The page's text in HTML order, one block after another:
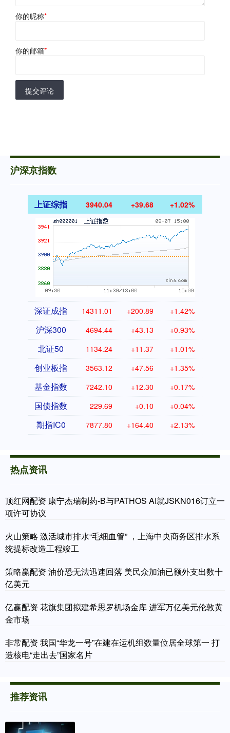
你的昵称*
你的邮箱*
提交评论
沪深京指数
上证综指 3940.04 +39.68 +1.02%
深证成指 14311.01 +200.89 +1.42%
沪深300 4694.44 +43.13 +0.93%
北证50 1134.24 +11.37 +1.01%
创业板指 3563.12 +47.56 +1.35%
基金指数 7242.10 +12.30 +0.17%
国债指数 229.69 +0.10 +0.04%
期指IC0 7877.80 +164.40 +2.13%
热点资讯
顶红网配资 康宁杰瑞制药-B与PATHOS AI就JSKN016订立一
项许可协议
火山策略 激活城市排水“毛细血管” ，上海中央商务区排水系
统提标改造工程竣工
策略赢配资 油价恐无法迅速回落 美民众加油已额外支出数十
亿美元
亿赢配资 花旗集团拟建希思罗机场金库 进军万亿美元伦敦黄
金市场
非常配资 我国“华龙一号”在建在运机组数量位居全球第一 打
造核电“走出去”国家名片
推荐资讯